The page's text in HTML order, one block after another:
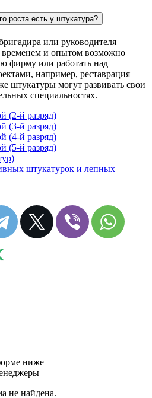
роста есть у штукатура?
или руководителя
временем и опытом возможно
фирму или работать над
например, реставрация
штукатуры могут развивать свои
специальностях.
(2-й разряд)
(3-й разряд)
(4-й разряд)
(5-й разряд)
штукатурок и лепных
ниже
не найдена.